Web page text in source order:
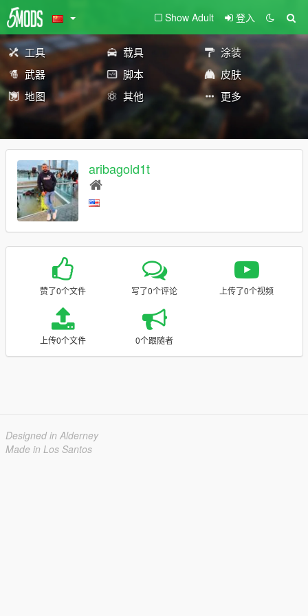
Show Adult 登入
工具 载具
涂装
武器
脚本
皮肤
地图
其他 更多
aribagold1t
赞了0个文件 写了0个评论 上传了0个视频
上传0个文件 0个跟随者
Designed in Alderney
Made in Los Santos